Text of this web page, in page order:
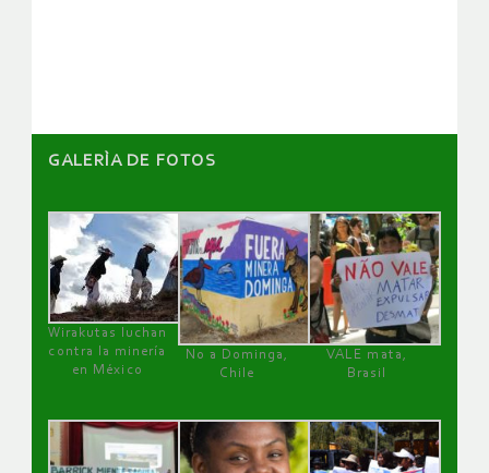
GALERÌA DE FOTOS
Wirakutas luchan
contra la minería
en México
No a Dominga,
Chile
VALE mata,
Brasil